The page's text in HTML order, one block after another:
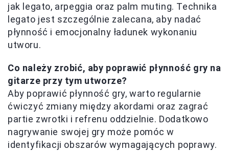
jak legato, arpeggia oraz palm muting. Technika
legato jest szczególnie zalecana, aby nadać
płynność i emocjonalny ładunek wykonaniu
utworu.
Co należy zrobić, aby poprawić płynność gry na
gitarze przy tym utworze?
Aby poprawić płynność gry, warto regularnie
ćwiczyć zmiany między akordami oraz zagrać
partie zwrotki i refrenu oddzielnie. Dodatkowo
nagrywanie swojej gry może pomóc w
identyfikacji obszarów wymagających poprawy.